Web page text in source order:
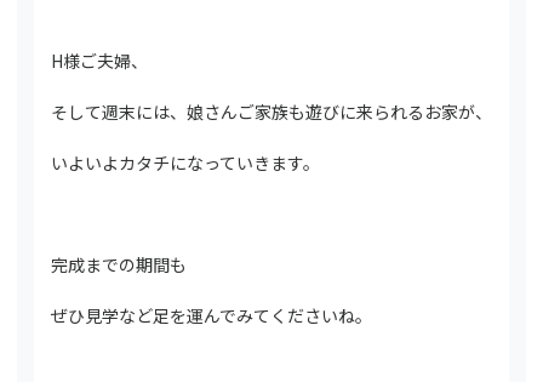
H様ご夫婦、
そして週末には、娘さんご家族も遊びに来られるお家が、
いよいよカタチになっていきます。
完成までの期間も
ぜひ見学など足を運んでみてくださいね。